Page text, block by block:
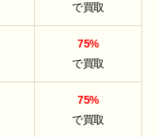
で買取
75%
で買取
75%
で買取